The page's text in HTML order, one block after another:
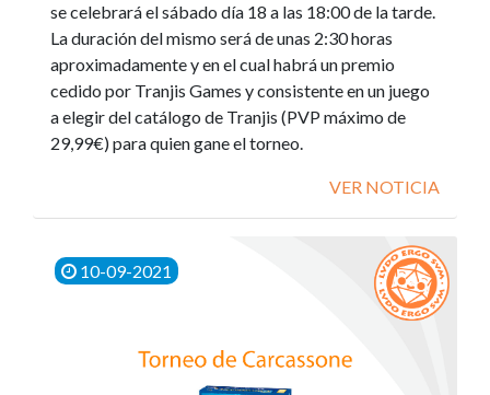
se celebrará el sábado día 18 a las 18:00 de la tarde.
La duración del mismo será de unas 2:30 horas
aproximadamente y en el cual habrá un premio
cedido por Tranjis Games y consistente en un juego
a elegir del catálogo de Tranjis (PVP máximo de
29,99€) para quien gane el torneo.
VER NOTICIA
10-09-2021